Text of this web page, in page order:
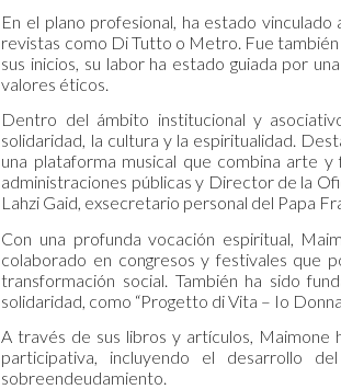
En el plano profesional, ha estado
revistas como Di Tutto o Metro. Fue
sus inicios, su labor ha estado guiada por
valores éticos.
Dentro del ámbito institucional y
solidaridad, la cultura y la espiritualidad.
una plataforma musical que combina arte
administraciones públicas y Director de la
Lahzi Gaid, exsecretario personal del Papa
Con una profunda vocación espiritual,
colaborado en congresos y festivales que
transformación social. También ha sido
solidaridad, como “Progetto di Vita – Io
A través de sus libros y artículos, Maimone
participativa, incluyendo el desarrollo
sobreendeudamiento.